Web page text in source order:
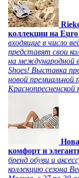
коллекции на Euro
входящие в число
представят свои
на международной
Shoes! Выставка
новой премиальной
комфорт и
бренд обуви и
коллекцию сезона